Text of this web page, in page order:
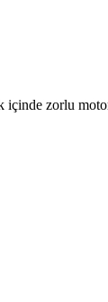
zorlu motor